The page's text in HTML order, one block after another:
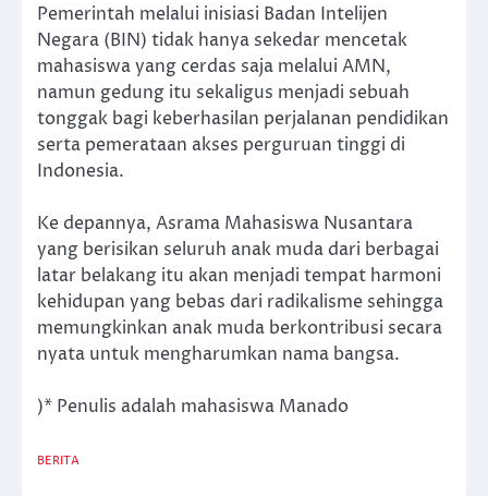
Pemerintah melalui inisiasi Badan Intelijen
Negara (BIN) tidak hanya sekedar mencetak
mahasiswa yang cerdas saja melalui AMN,
namun gedung itu sekaligus menjadi sebuah
tonggak bagi keberhasilan perjalanan pendidikan
serta pemerataan akses perguruan tinggi di
Indonesia.
Ke depannya, Asrama Mahasiswa Nusantara
yang berisikan seluruh anak muda dari berbagai
latar belakang itu akan menjadi tempat harmoni
kehidupan yang bebas dari radikalisme sehingga
memungkinkan anak muda berkontribusi secara
nyata untuk mengharumkan nama bangsa.
)* Penulis adalah mahasiswa Manado
BERITA